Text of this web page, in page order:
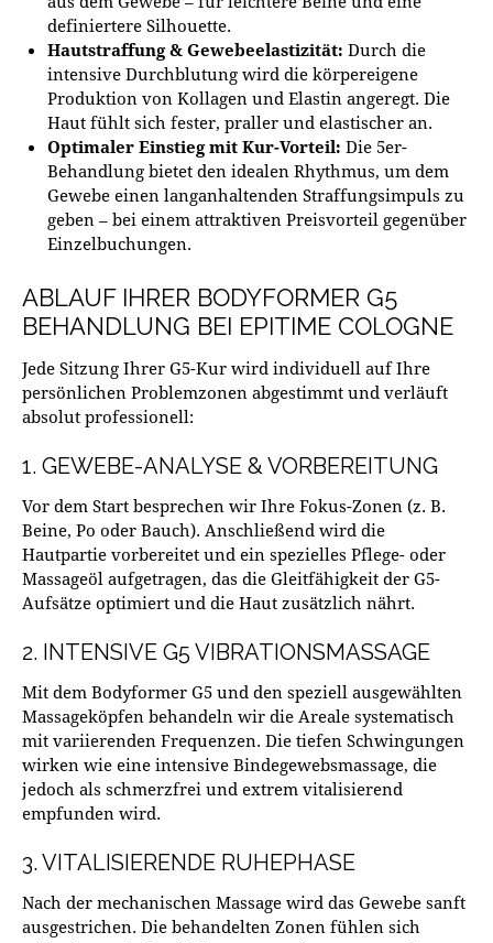
definiertere Silhouette.
Hautstraffung & Gewebeelastizität: Durch die
intensive Durchblutung wird die körpereigene
Produktion von Kollagen und Elastin angeregt. Die
Haut fühlt sich fester, praller und elastischer an.
Optimaler Einstieg mit Kur-Vorteil: Die 5er-
Behandlung bietet den idealen Rhythmus, um dem
Gewebe einen langanhaltenden Straffungsimpuls zu
geben – bei einem attraktiven Preisvorteil gegenüber
Einzelbuchungen.
ABLAUF IHRER BODYFORMER G5
BEHANDLUNG BEI EPITIME COLOGNE
Jede Sitzung Ihrer G5-Kur wird individuell auf Ihre
persönlichen Problemzonen abgestimmt und verläuft
absolut professionell:
1. GEWEBE-ANALYSE & VORBEREITUNG
Vor dem Start besprechen wir Ihre Fokus-Zonen (z. B.
Beine, Po oder Bauch). Anschließend wird die
Hautpartie vorbereitet und ein spezielles Pflege- oder
Massageöl aufgetragen, das die Gleitfähigkeit der G5-
Aufsätze optimiert und die Haut zusätzlich nährt.
2. INTENSIVE G5 VIBRATIONSMASSAGE
Mit dem Bodyformer G5 und den speziell ausgewählten
Massageköpfen behandeln wir die Areale systematisch
mit variierenden Frequenzen. Die tiefen Schwingungen
wirken wie eine intensive Bindegewebsmassage, die
jedoch als schmerzfrei und extrem vitalisierend
empfunden wird.
3. VITALISIERENDE RUHEPHASE
Nach der mechanischen Massage wird das Gewebe sanft
ausgestrichen. Die behandelten Zonen fühlen sich